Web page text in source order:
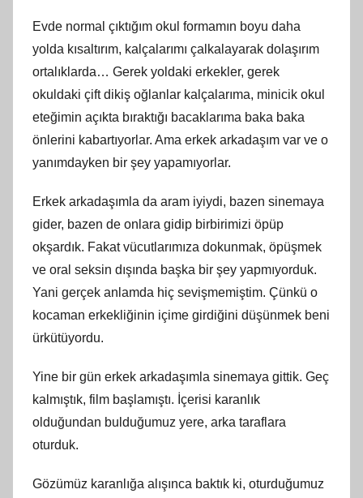
Evde normal çıktığım okul formamın boyu daha
yolda kısaltırım, kalçalarımı çalkalayarak dolaşırım
ortalıklarda… Gerek yoldaki erkekler, gerek
okuldaki çift dikiş oğlanlar kalçalarıma, minicik okul
eteğimin açıkta bıraktığı bacaklarıma baka baka
önlerini kabartıyorlar. Ama erkek arkadaşım var ve o
yanımdayken bir şey yapamıyorlar.
Erkek arkadaşımla da aram iyiydi, bazen sinemaya
gider, bazen de onlara gidip birbirimizi öpüp
okşardık. Fakat vücutlarımıza dokunmak, öpüşmek
ve oral seksin dışında başka bir şey yapmıyorduk.
Yani gerçek anlamda hiç sevişmemiştim. Çünkü o
kocaman erkekliğinin içime girdiğini düşünmek beni
ürkütüyordu.
Yine bir gün erkek arkadaşımla sinemaya gittik. Geç
kalmıştık, film başlamıştı. İçerisi karanlık
olduğundan bulduğumuz yere, arka taraflara
oturduk.
Gözümüz karanlığa alışınca baktık ki, oturduğumuz